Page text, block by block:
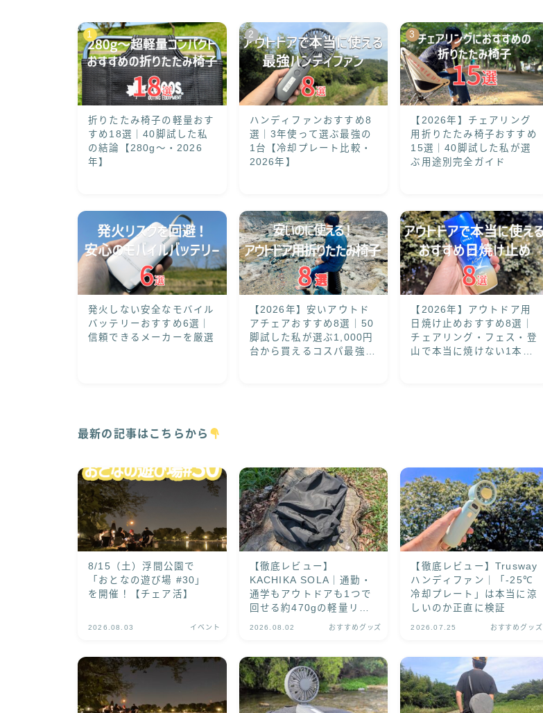
折りたたみ椅子の軽量おす
すめ18選｜40脚試した私
の結論【280g〜・2026
年】
ハンディファンおすすめ8
選｜3年使って選ぶ最強の
1台【冷却プレート比較・
2026年】
【2026年】チェアリング
用折りたたみ椅子おすすめ
15選｜40脚試した私が選
ぶ用途別完全ガイド
発火しない安全なモバイル
バッテリーおすすめ6選｜
信頼できるメーカーを厳選
【2026年】安いアウトド
アチェアおすすめ8選｜50
脚試した私が選ぶ1,000円
台から買えるコスパ最強モ
【2026年】アウトドア用
日焼け止めおすすめ8選｜
チェアリング・フェス・登
山で本当に焼けない1本を
最新の記事はこちらから
8/15（土）浮間公園で
「おとなの遊び場 #30」
を開催！【チェア活】
2026.08.03 イベント
【徹底レビュー】
KACHIKA SOLA｜通勤・
通学もアウトドアも1つで
回せる約470gの軽量リュ
2026.08.02 おすすめグッズ
【徹底レビュー】Trusway
ハンディファン｜「-25℃
冷却プレート」は本当に涼
しいのか正直に検証
2026.07.25 おすすめグッズ